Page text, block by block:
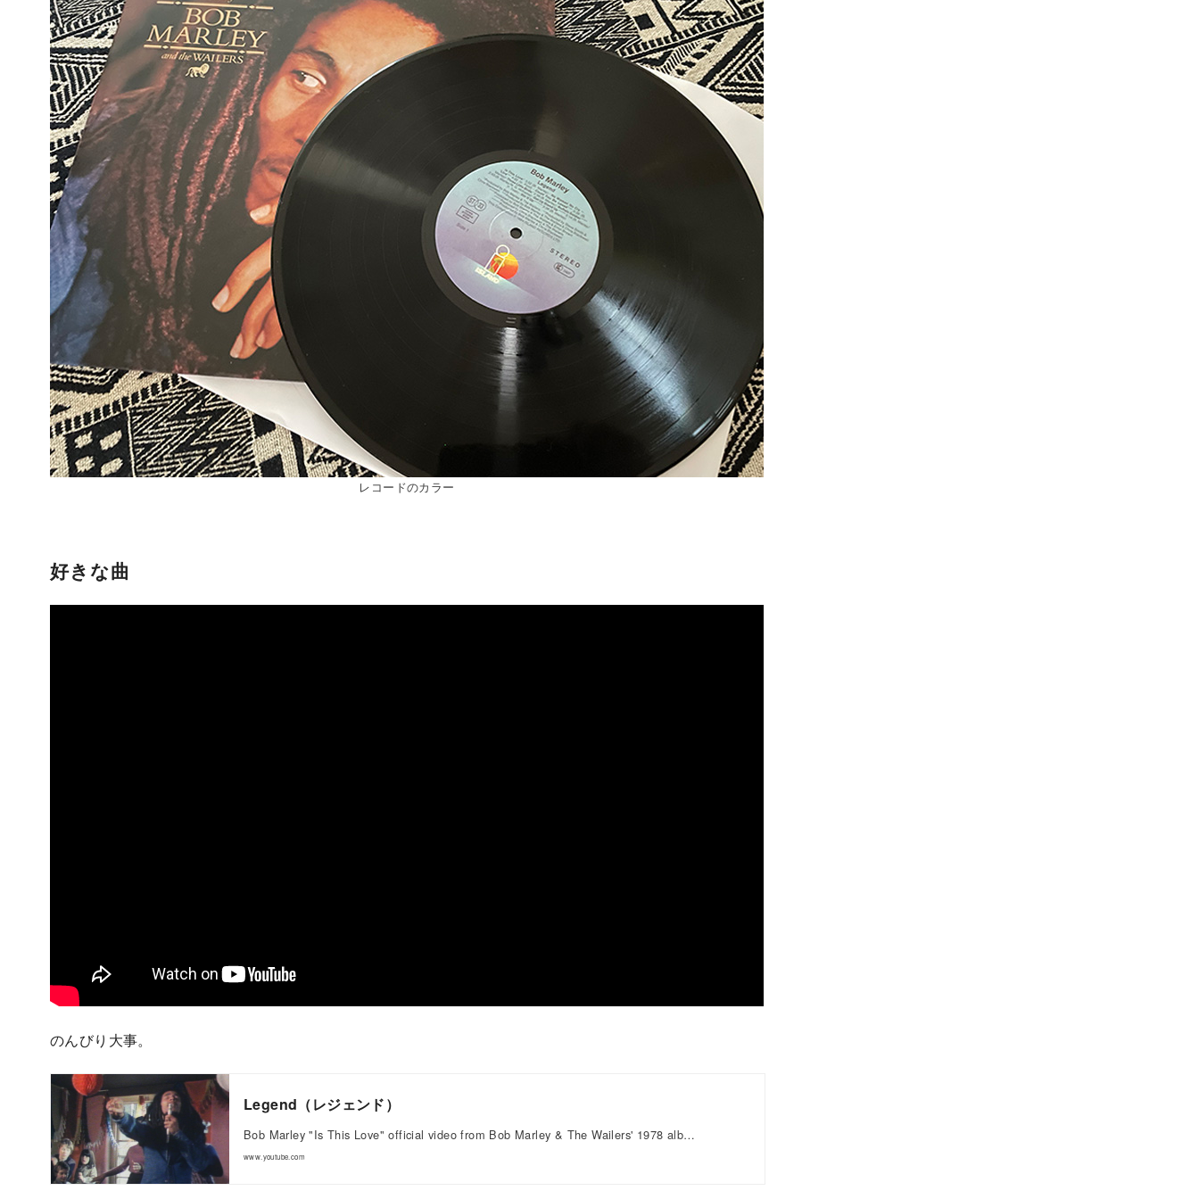
レコードのカラー
好きな曲
のんびり大事。
Legend（レジェンド）
Bob Marley "Is This Love" official video from Bob Marley & The Wailers' 1978 alb…
www.youtube.com